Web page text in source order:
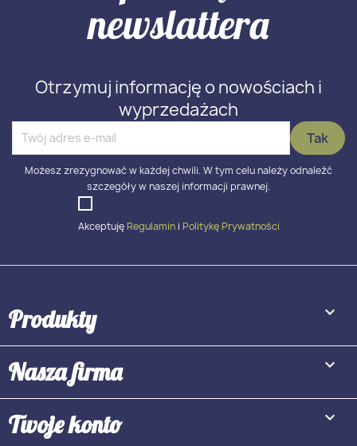
newslattera
Otrzymuj informację o nowościach i
wyprzedażach
Możesz zrezygnować w każdej chwili. W tym celu należy odnaleźć
szczegóły w naszej informacji prawnej.
Akceptuję Regulamini Politykę Prywatności
Produkty 
Nasza firma 
Twoje konto 